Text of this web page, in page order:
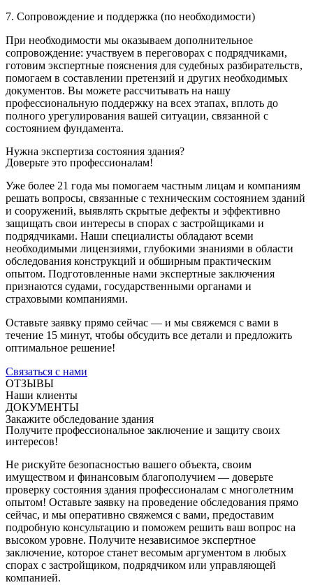
7. Сопровождение и поддержка (по необходимости)
При необходимости мы оказываем дополнительное
сопровождение: участвуем в переговорах с подрядчиками,
готовим экспертные пояснения для судебных разбирательств,
помогаем в составлении претензий и других необходимых
документов. Вы можете рассчитывать на нашу
профессиональную поддержку на всех этапах, вплоть до
полного урегулирования вашей ситуации, связанной с
состоянием фундамента.
Нужна экспертиза состояния здания?
Доверьте это профессионалам!
Уже более 21 года мы помогаем частным лицам и компаниям
решать вопросы, связанные с техническим состоянием зданий
и сооружений, выявлять скрытые дефекты и эффективно
защищать свои интересы в спорах с застройщиками и
подрядчиками. Наши специалисты обладают всеми
необходимыми лицензиями, глубокими знаниями в области
обследования конструкций и обширным практическим
опытом. Подготовленные нами экспертные заключения
признаются судами, государственными органами и
страховыми компаниями.
Оставьте заявку прямо сейчас — и мы свяжемся с вами в
течение 15 минут, чтобы обсудить все детали и предложить
оптимальное решение!
Связаться с нами
ОТЗЫВЫ
Наши клиенты
ДОКУМЕНТЫ
Закажите обследование здания
Получите профессиональное заключение и защиту своих
интересов!
Не рискуйте безопасностью вашего объекта, своим
имуществом и финансовым благополучием — доверьте
проверку состояния здания профессионалам с многолетним
опытом! Оставьте заявку на проведение обследования прямо
сейчас, и мы оперативно свяжемся с вами, предоставим
подробную консультацию и поможем решить ваш вопрос на
высоком уровне. Получите независимое экспертное
заключение, которое станет весомым аргументом в любых
спорах с застройщиком, подрядчиком или управляющей
компанией.